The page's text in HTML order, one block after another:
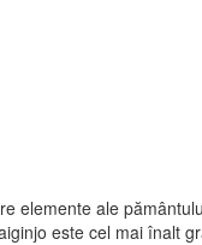
elemente ale
este cel mai înalt